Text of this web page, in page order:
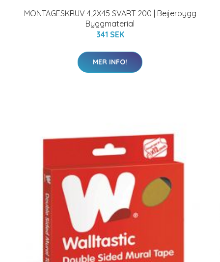
MONTAGESKRUV 4,2X45 SVART 200 | Beijerbygg
Byggmaterial
341 SEK
MER INFO!